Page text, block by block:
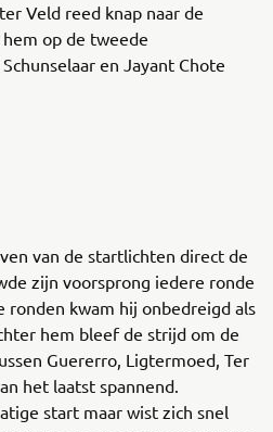
Veld reed knap naar de
op de tweede
en Jayant Chote
van de startlichten direct de
zijn voorsprong iedere ronde
kwam hij onbedreigd als
hem bleef de strijd om de
Guererro, Ligtermoed, Ter
het laatst spannend.
start maar wist zich snel